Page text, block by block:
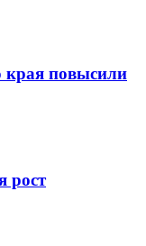
края повысили
рост